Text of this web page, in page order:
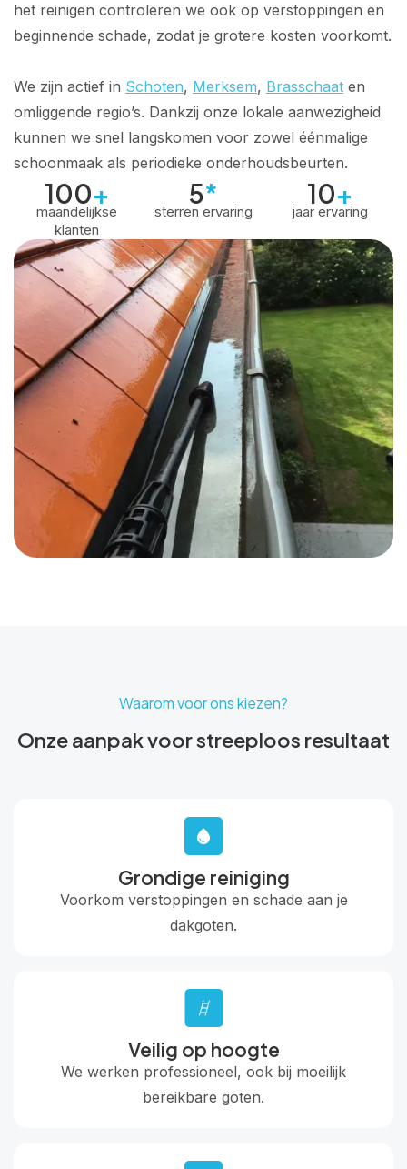
het reinigen controleren we ook op verstoppingen en
beginnende schade, zodat je grotere kosten voorkomt.
We zijn actief in Schoten, Merksem, Brasschaat en
omliggende regio’s. Dankzij onze lokale aanwezigheid
kunnen we snel langskomen voor zowel éénmalige
schoonmaak als periodieke onderhoudsbeurten.
100+
maandelijkse
klanten
5*
sterren ervaring
10+
jaar ervaring
Waarom voor ons kiezen?
Onze aanpak voor streeploos resultaat
Grondige reiniging
Voorkom verstoppingen en schade aan je
dakgoten.
Veilig op hoogte
We werken professioneel, ook bij moeilijk
bereikbare goten.